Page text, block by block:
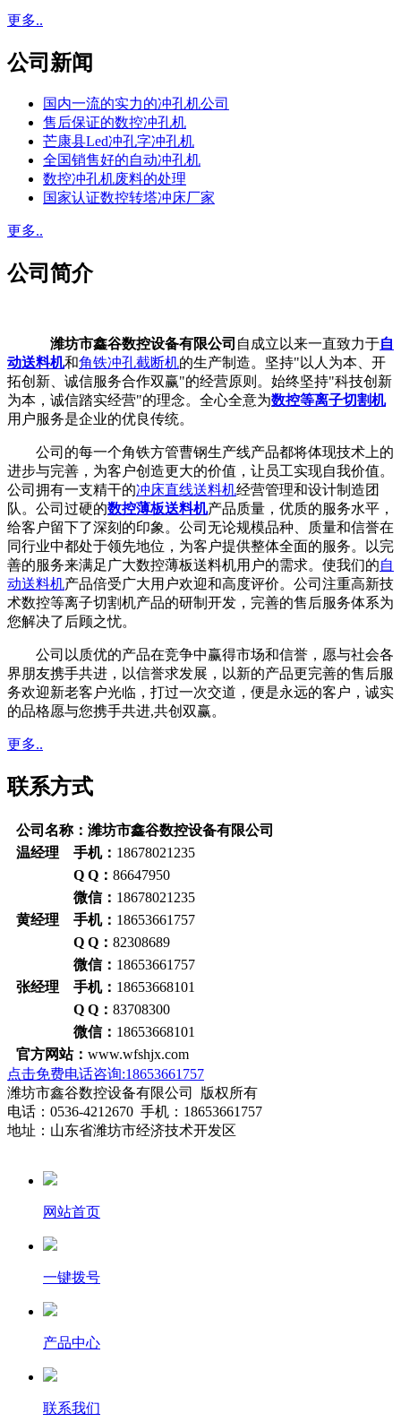
更多..
公司新闻
国内一流的实力的冲孔机公司
售后保证的数控冲孔机
芒康县Led冲孔字冲孔机
全国销售好的自动冲孔机
数控冲孔机废料的处理
国家认证数控转塔冲床厂家
更多..
公司简介
潍坊市鑫谷数控设备有限公司 自成立以来一直致力于自
动送料机和角铁冲孔截断机的生产制造。坚持"以人为本、开
拓创新、诚信服务合作双赢"的经营原则。始终坚持"科技创新
为本，诚信踏实经营"的理念。全心全意为数控等离子切割机
用户服务是企业的优良传统。
公司的每一个角铁方管曹钢生产线产品都将体现技术上的
进步与完善，为客户创造更大的价值，让员工实现自我价值。
公司拥有一支精干的冲床直线送料机经营管理和设计制造团
队。公司过硬的数控薄板送料机产品质量，优质的服务水平，
给客户留下了深刻的印象。公司无论规模品种、质量和信誉在
同行业中都处于领先地位，为客户提供整体全面的服务。以完
善的服务来满足广大数控薄板送料机用户的需求。使我们的自
动送料机产品倍受广大用户欢迎和高度评价。公司注重高新技
术数控等离子切割机产品的研制开发，完善的售后服务体系为
您解决了后顾之忧。
公司以质优的产品在竞争中赢得市场和信誉，愿与社会各
界朋友携手共进，以信誉求发展，以新的产品更完善的售后服
务欢迎新老客户光临，打过一次交道，便是永远的客户，诚实
的品格愿与您携手共进,共创双赢。
更多..
联系方式
公司名称：潍坊市鑫谷数控设备有限公司
温经理 手机： 18678021235
Q Q： 86647950
微信： 18678021235
黄经理 手机： 18653661757
Q Q： 82308689
微信： 18653661757
张经理 手机： 18653668101
Q Q： 83708300
微信： 18653668101
官方网站： www.wfshjx.com
点击免费电话咨询:18653661757
潍坊市鑫谷数控设备有限公司 版权所有
电话：0536-4212670 手机：18653661757
地址：山东省潍坊市经济技术开发区
网站首页
一键拨号
产品中心
联系我们